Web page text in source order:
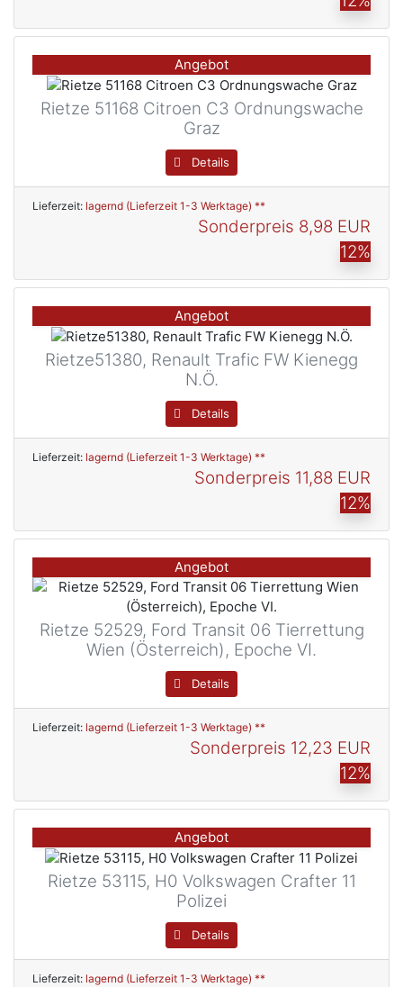
Angebot
Rietze 51168 Citroen C3 Ordnungswache
Graz
Details
Lieferzeit: lagernd (Lieferzeit 1-3 Werktage) **
Sonderpreis 8,98 EUR
12%
Angebot
Rietze51380, Renault Trafic FW Kienegg
N.Ö.
Details
Lieferzeit: lagernd (Lieferzeit 1-3 Werktage) **
Sonderpreis 11,88 EUR
12%
Angebot
Rietze 52529, Ford Transit 06 Tierrettung
Wien (Österreich), Epoche VI.
Details
Lieferzeit: lagernd (Lieferzeit 1-3 Werktage) **
Sonderpreis 12,23 EUR
12%
Angebot
Rietze 53115, H0 Volkswagen Crafter 11
Polizei
Details
Lieferzeit: lagernd (Lieferzeit 1-3 Werktage) **